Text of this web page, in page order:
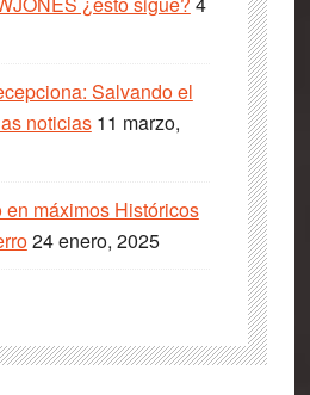
Salvando el
noticias 11 marzo,
en máximos Históricos
24 enero, 2025